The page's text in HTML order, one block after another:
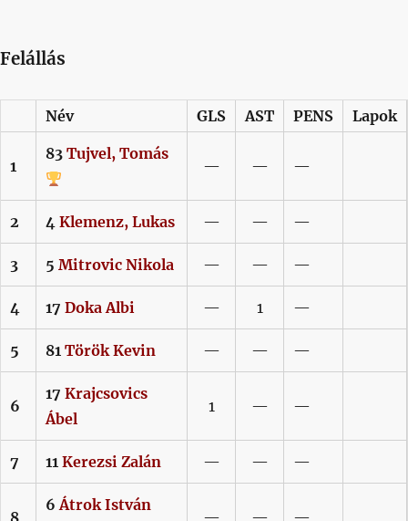
Felállás
Név GLS AST PENS Lapok
1
83 Tujvel, Tomás
— — —
2 4 Klemenz, Lukas — — —
3 5 Mitrovic Nikola — — —
4 17 Doka Albi — 1 —
5 81 Török Kevin — — —
6
17 Krajcsovics
Ábel
1 — —
7 11 Kerezsi Zalán — — —
8
6 Átrok István
— — —